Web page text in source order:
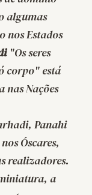
algumas
nos Estados
"Os seres
corpo" está
nas Nações
Panahi
Óscares,
realizadores.
a